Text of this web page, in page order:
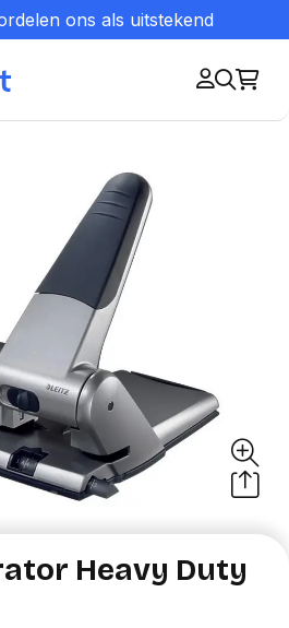
ons als uitstekend
Heavy Duty